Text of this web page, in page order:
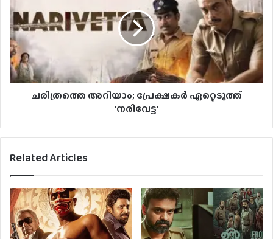
ചരിത്രത്തെ അറിയാം; പ്രേക്ഷകർ ഏറ്റെടുത്ത്
‘നരിവേട്ട’
Related Articles